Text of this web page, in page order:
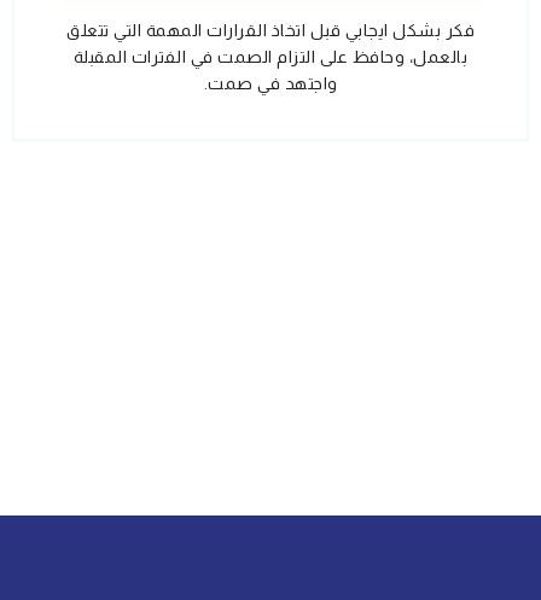
فكر بشكل ايجابي قبل اتخاذ القرارات المهمة التي تتعلق
بالعمل، وحافظ على التزام الصمت في الفترات المقبلة
واجتهد في صمت.